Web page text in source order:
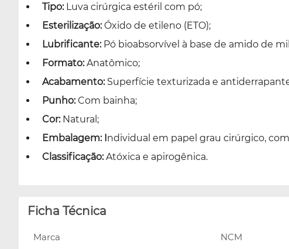
Tipo:Luva cirúrgica estéril com pó;
Esterilização:Óxido de etileno (ETO);
Lubrificante:Pó bioabsorvível à base de amido de
Formato:Anatômico;
Acabamento: Superfície texturizada e
Punho:Com bainha;
Cor: Natural;
Embalagem: Individual em papel grau cirúrgico,
Classificação:Atóxica e apirogênica.
Ficha Técnica
Marca
NCM